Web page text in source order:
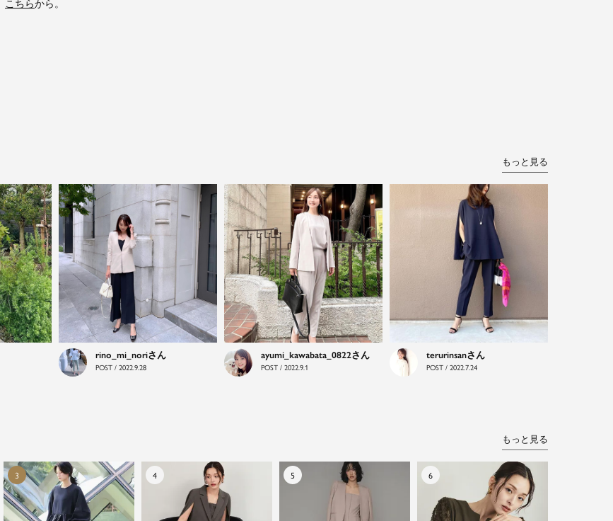
こちらから。
鮮度アップを重ねつづける、大人の女性
のためのスーツファッション
オフィスやマザーシーンで活躍するセレモニースー
ツ。気負わずに着て頂ける素敵な一枚...それがFloliaの
提案するスーツです。
close
もっと見る
rino_mi_nori
POST / 2022.9.28
ayumi_kawabata_0822
POST / 2022.9.1
terurinsan
POST / 2022.7.24
もっと見る